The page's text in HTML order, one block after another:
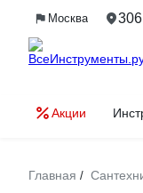
Москва
Акции
Главная /